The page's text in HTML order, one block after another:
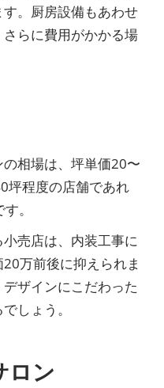
。厨房設備もあわせ
らに費用がかかる場
相場は、坪単価20〜
坪程度の店舗であれ
。
売店は、内装工事に
万前後に抑えられま
ザインにこだわった
しょう。
ロン